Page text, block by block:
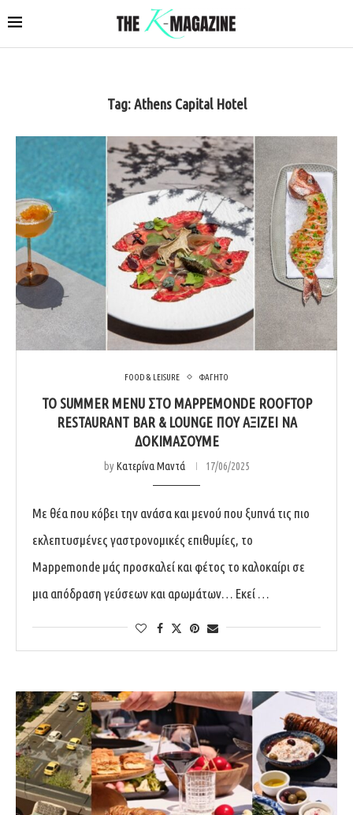
Tag:Athens Capital Hotel
FOOD & LEISURE ΦΑΓΗΤΟ
TO SUMMER MENU ΣΤΟ MAPPEMONDE ROOFTOP
RESTAURANT BAR & LOUNGE ΠΟΥ ΑΞΊΖΕΙ ΝΑ
ΔΟΚΙΜΆΣΟΥΜΕ
byΚατερίνα Μαντά 17/06/2025
Με θέα που κόβει την ανάσα και μενού που ξυπνά τις πιο
εκλεπτυσμένες γαστρονομικές επιθυμίες, το
Mappemonde μάς προσκαλεί και φέτος το καλοκαίρι σε
μια απόδραση γεύσεων και αρωμάτων… Εκεί …